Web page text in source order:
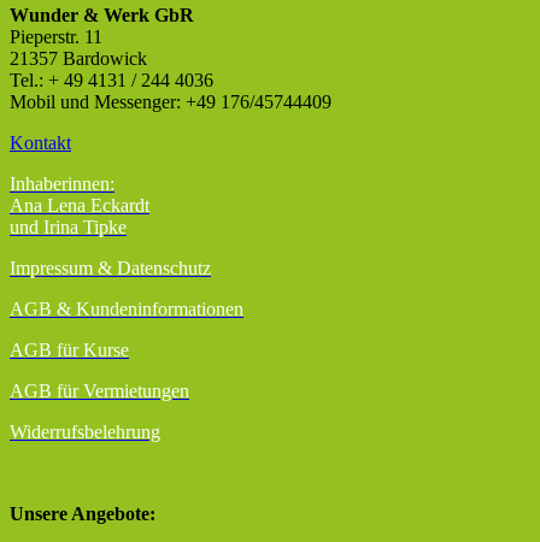
Wunder & Werk GbR
Pieperstr. 11
21357 Bardowick
Tel.: + 49 4131 / 244 4036
Mobil und Messenger: +49 176/45744409
Kontakt
Inhaberinnen:
Ana Lena Eckardt
und Irina Tipke
Impressum & Datenschutz
AGB & Kundeninformationen
AGB für Kurse
AGB für Vermietungen
Widerrufsbelehrung
Unsere Angebote: